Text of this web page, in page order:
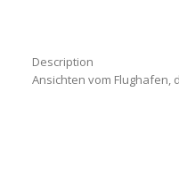
Description
Ansichten vom Flughafen,